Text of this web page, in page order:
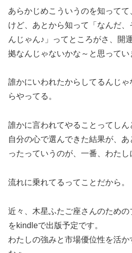
あらかじめこういうのを知って
けど、あとから知って「なんだ
んじゃん♪」ってところがさ、開
拠なんじゃないかな～と思ってい
誰かにいわれたからしてるんじ
らやってる。
誰かに言われてやることってしん
自分の心で選んできた結果が、
ったっていうのが、一番、わたし
流れに乗れてるってことだから。
近々、木星ふたご座さんのため
をkindleで出版予定です。
わたしの強みと市場優位性を活